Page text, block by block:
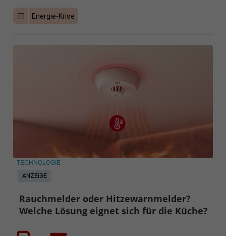
Energie-Krise
ANZEIGE
TECHNOLOGIE
Rauchmelder oder Hitzewarnmelder?
Welche Lösung eignet sich für die Küche?